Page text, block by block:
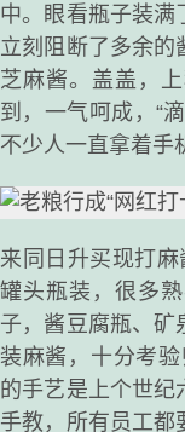
中。眼看瓶子装满
立刻阻断了多余的
芝麻酱。盖盖，
到，一气呵成，“
不少人一直拿着手
来同日升买现打
罐头瓶装，很多
子，酱豆腐瓶、矿
装麻酱，十分考
的手艺是上个世纪
手教，所有员工都